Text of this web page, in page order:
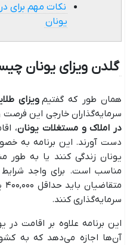
نکات مهم برای
یونان
گلدن ویزای یونان
همان طور که گفتیمویزای
سرمایه‌گذاران خارجی این فرصت
در املاک و مستغلات یونان،
دست آورند. این برنامه به
یونان زندگی کنند یا به طور
مناسب است. برای واجد
سرمایه‌گذاری کنند.
این برنامه علاوه بر اقامت در
آن‌ها اجازه می‌دهد که به